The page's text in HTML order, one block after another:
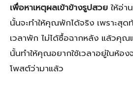
เพื่อหาเหตุผลเข้าข้างรูปสวยให้อ่า
นั้นจะทำให้คุณพักได้จริง เพราะสุ
เวลาพัก ไม่ได้ซื้อฉากหลัง แล้วคุณ
นั้นทำให้คุณอยากใช้เวลาอยู่ในห้อง
โพสต์ว่ามาแล้ว